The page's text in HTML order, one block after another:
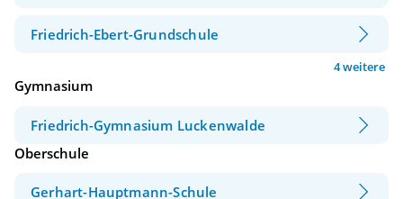
Friedrich-Ebert-Grundschule
4 weitere
Gymnasium
Friedrich-Gymnasium Luckenwalde
Oberschule
Gerhart-Hauptmann-Schule